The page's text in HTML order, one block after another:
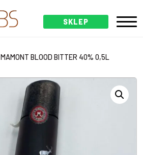
SKLEP
MAMONT BLOOD BITTER 40% 0,5L